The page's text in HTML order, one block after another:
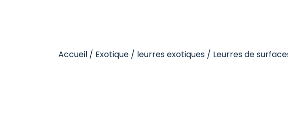
Accueil / Exotique / leurres exotiques / Leurres de